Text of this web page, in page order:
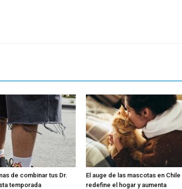
de combinar tus Dr.
temporada
El auge de las mascotas en Chile
redefine el hogar y aumenta